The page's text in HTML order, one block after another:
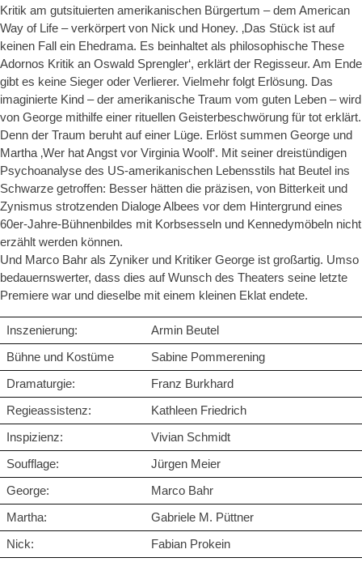
Kritik am gutsituierten amerikanischen Bürgertum – dem American
Way of Life – verkörpert von Nick und Honey. ‚Das Stück ist auf
keinen Fall ein Ehedrama. Es beinhaltet als philosophische These
Adornos Kritik an Oswald Sprengler‘, erklärt der Regisseur. Am Ende
gibt es keine Sieger oder Verlierer. Vielmehr folgt Erlösung. Das
imaginierte Kind – der amerikanische Traum vom guten Leben – wird
von George mithilfe einer rituellen Geisterbeschwörung für tot erklärt.
Denn der Traum beruht auf einer Lüge. Erlöst summen George und
Martha ‚Wer hat Angst vor Virginia Woolf‘. Mit seiner dreistündigen
Psychoanalyse des US-amerikanischen Lebensstils hat Beutel ins
Schwarze getroffen: Besser hätten die präzisen, von Bitterkeit und
Zynismus strotzenden Dialoge Albees vor dem Hintergrund eines
60er-Jahre-Bühnenbildes mit Korbsesseln und Kennedymöbeln nicht
erzählt werden können.
Und Marco Bahr als Zyniker und Kritiker George ist großartig. Umso
bedauernswerter, dass dies auf Wunsch des Theaters seine letzte
Premiere war und dieselbe mit einem kleinen Eklat endete.
Inszenierung:
Armin Beutel
Bühne und Kostüme
Sabine Pommerening
Dramaturgie:
Franz Burkhard
Regieassistenz:
Kathleen Friedrich
Inspizienz:
Vivian Schmidt
Soufflage:
Jürgen Meier
George:
Marco Bahr
Martha:
Gabriele M. Püttner
Nick:
Fabian Prokein